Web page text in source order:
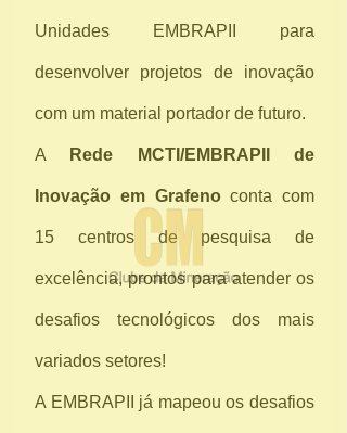
Unidades EMBRAPII para
desenvolver projetos de inovação
com um material portador de futuro.
A Rede MCTI/EMBRAPII de
Inovação em Grafeno conta com
15 centros de pesquisa de
excelência, prontos para atender os
desafios tecnológicos dos mais
variados setores!
A EMBRAPII já mapeou os desafios